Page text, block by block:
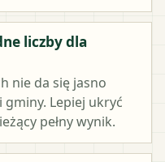
liczby dla
nie da się jasno
gminy. Lepiej ukryć
pełny wynik.